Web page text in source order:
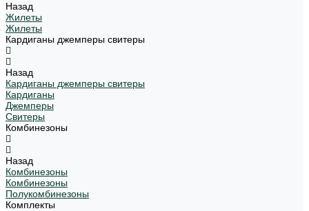
Назад
Жилеты
Жилеты
Кардиганы джемперы свитеры
Назад
Кардиганы джемперы свитеры
Кардиганы
Джемперы
Свитеры
Комбинезоны
Назад
Комбинезоны
Комбинезоны
Полукомбинезоны
Комплекты